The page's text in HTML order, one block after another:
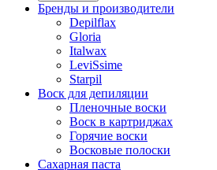
Бренды и производители
Depilflax
Gloria
Italwax
LeviSsime
Starpil
Воск для депиляции
Пленочные воски
Воск в картриджах
Горячие воски
Восковые полоски
Сахарная паста